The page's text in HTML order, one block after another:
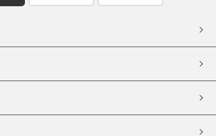
この条件で絞り込む